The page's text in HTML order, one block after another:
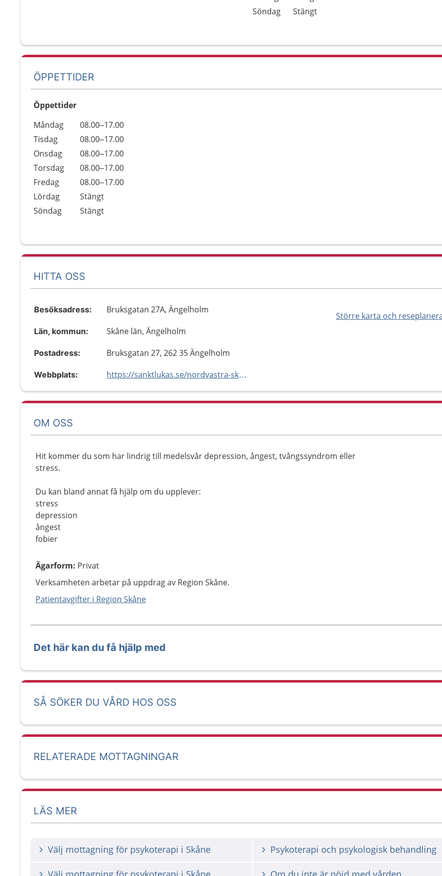
Söndag
Stängt
ÖPPETTIDER
Öppettider
Dag
Öppettider
Kommentarer
Måndag
08.00–17.00
Tisdag
08.00–17.00
Onsdag
08.00–17.00
Torsdag
08.00–17.00
Fredag
08.00–17.00
Lördag
Stängt
Söndag
Stängt
HITTA OSS
Större karta och
Besöksadress: Bruksgatan 27A, Ängelholm
Län, kommun: Skåne län, Ängelholm
Postadress: Bruksgatan 27, 262 35 Ängelholm
Webbplats: https://sanktlukas.se/nordvastra-skane-angelholm/
OM OSS
Hit kommer du som har lindrig till medelsvår depression, ångest, tvångssyndrom eller
stress.
Du kan bland annat få hjälp om du upplever:
stress
depression
ångest
fobier
Ägarform: Privat
Verksamheten arbetar på uppdrag av Region Skåne.
Patientavgifter i Region Skåne
Det här kan du få hjälp med
SÅ SÖKER DU VÅRD HOS OSS
RELATERADE MOTTAGNINGAR
LÄS MER
Välj mottagning för psykoterapi i Skåne Psykoterapi och psykologisk behandling